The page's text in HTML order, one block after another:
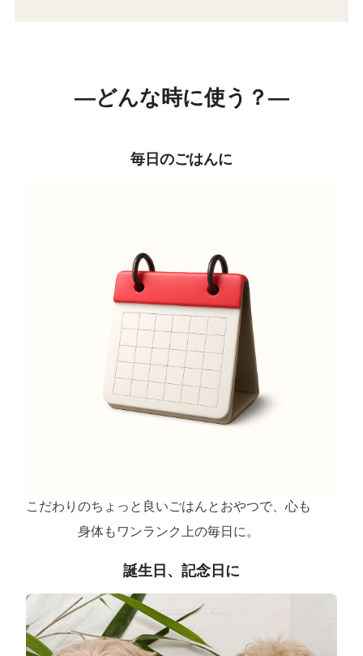
―どんな時に使う？―
毎日のごはんに
こだわりのちょっと良いごはんとおやつで、心も
身体もワンランク上の毎日に。
誕生日、記念日に